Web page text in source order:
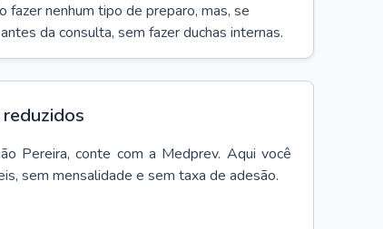
nenhum tipo de preparo, mas, se
da consulta, sem fazer duchas internas.
Pereira, conte com a Medprev. Aqui você
sem mensalidade e sem taxa de adesão.